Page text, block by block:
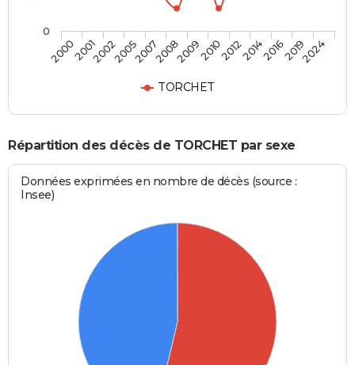
TORCHET
2000200120022005200720082009201020122014201620192024
0
Répartition des décès de TORCHET par sexe
Données exprimées en nombre de décès (source :
Insee)